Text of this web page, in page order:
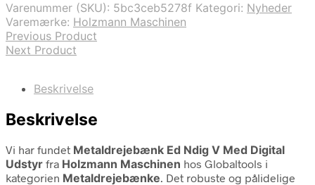
Varenummer (SKU): 5bc3ceb5278f Kategori: Nyheder
Varemærke: Holzmann Maschinen
Previous Product
Next Product
Beskrivelse
Beskrivelse
Vi har fundet Metaldrejebænk Ed Ndig V Med Digital
Udstyr fra Holzmann Maschinen hos Globaltools i
kategorien Metaldrejebænke. Det robuste og pålidelige